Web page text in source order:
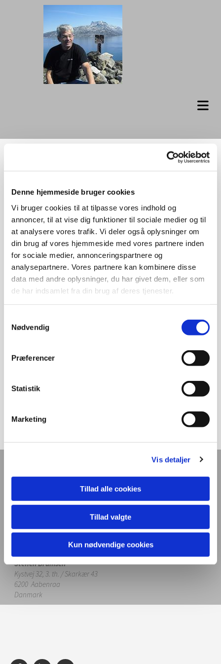
Denne hjemmeside bruger cookies
Vi bruger cookies til at tilpasse vores indhold og
annoncer, til at vise dig funktioner til sociale medier og til
at analysere vores trafik. Vi deler også oplysninger om
din brug af vores hjemmeside med vores partnere inden
for sociale medier, annonceringspartnere og
analysepartnere. Vores partnere kan kombinere disse
data med andre oplysninger, du har givet dem, eller som
de har indsamlet fra din brug af deres tjenester.
Nødvendig
Præferencer
Statistik
Marketing
Vis detaljer
Tillad alle cookies
Tillad valgte
Kun nødvendige cookies
Nuuk Center
Se flere billeder i linket nedenfor.
Der er sket meget med butikkerne, efter at jeg
har taget disse billeder.
Nuuk Center
Nuuk Center
Steffen Bramsen
Kystvej 32, 3. th. / Skarkær 43
6200 Aabenraa
Danmark